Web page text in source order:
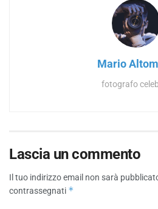
Mario
fotografo
Lascia un commento
Il tuo indirizzo email non sarà
contrassegnati *